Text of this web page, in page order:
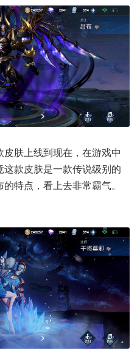
肤上线到现在，在游戏中
款皮肤是一款传说级别的
特点，看上去非常霸气。